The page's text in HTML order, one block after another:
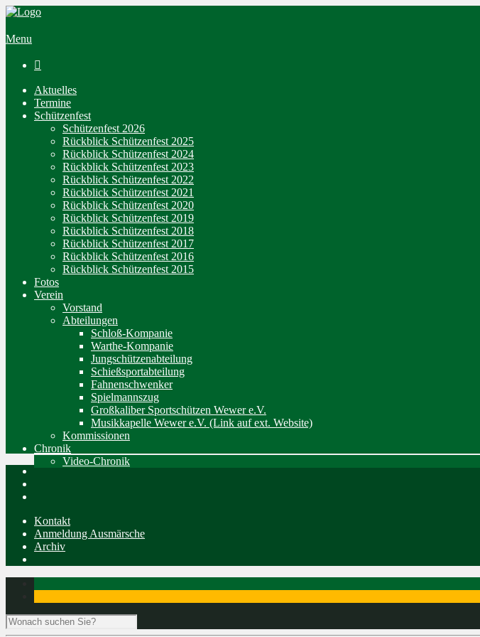
Menu

Aktuelles
Termine
Schützenfest
Schützenfest 2026
Rückblick Schützenfest 2025
Rückblick Schützenfest 2024
Rückblick Schützenfest 2023
Rückblick Schützenfest 2022
Rückblick Schützenfest 2021
Rückblick Schützenfest 2020
Rückblick Schützenfest 2019
Rückblick Schützenfest 2018
Rückblick Schützenfest 2017
Rückblick Schützenfest 2016
Rückblick Schützenfest 2015
Fotos
Verein
Vorstand
Abteilungen
Schloß-Kompanie
Warthe-Kompanie
Jungschützenabteilung
Schießsportabteilung
Fahnenschwenker
Spielmannszug
Großkaliber Sportschützen Wewer e.V.
Musikkapelle Wewer e.V. (Link auf ext. Website)
Kommissionen
Chronik
Video-Chronik
Kontakt
Anmeldung Ausmärsche
Archiv